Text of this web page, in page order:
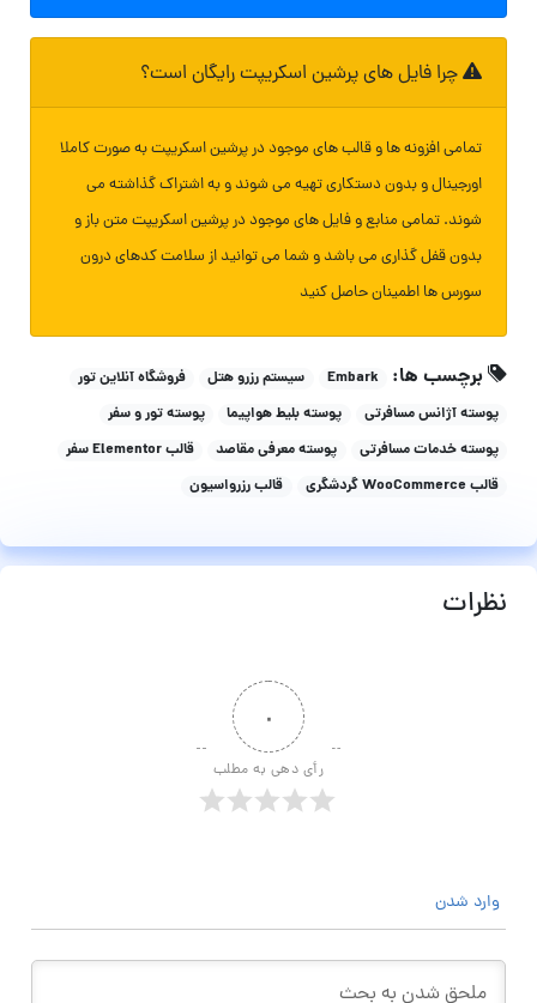
چرا فایل های پرشین اسکریپت رایگان است؟
تمامی افزونه ها و قالب های موجود در پرشین اسکریپت به صورت کاملا
اورجینال و بدون دستکاری تهیه می شوند و به اشتراک گذاشته می
شوند. تمامی منابع و فایل های موجود در پرشین اسکریپت متن باز و
بدون قفل گذاری می باشد و شما می توانید از سلامت کدهای درون
سورس ها اطمینان حاصل کنید
برچسب ها: Embark سیستم رزرو هتل
فروشگاه آنلاین تور
پوسته آژانس مسافرتی
پوسته بلیط هواپیما
پوسته تور و سفر
پوسته خدمات مسافرتی
پوسته معرفی مقاصد
قالب Elementor سفر
قالب WooCommerce گردشگری
قالب رزرواسیون
نظرات
۰
رأی دهی به مطلب
وارد شدن